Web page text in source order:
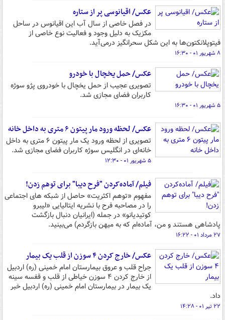
عکس/ اقیانوسی پر از ستاره
در فصل خاصی از سال آب این اقیانوس در ساحل
مکزیک به دلیل وجود و فعالیت نوع خاصی از
فیتوپلانکتون‌ها به این شکل سحرانگیز درمی‌آید.
۸ شهریور ۰۱ - ۱۶:۳۰
عکس/ حمل یخچال با خودرو
تصویری عجیب از حمل یخچال با خودروی پژو سوژه
کاربران فضای مجازی شد.
۵ شهریور ۰۱ - ۱۶:۳۰
عکس/ لحظه ورود مار پیتون ۶ متری به داخل خانه
تصویری از لحظه ورود یک مار پیتون ۶ متری به داخل
خانه‌ای در انگلیس سوژه کاربران فضای مجازی شد.
۵ شهریور ۰۱ - ۱۲:۳۰
فیلم/ آماده‌کردن "فرح دیبا" برای توهم زدن!
مفهوم «توهم اکثریت» حاصل از شبکه های اجتماعی
را در مصاحبه فرح با نشریه‌ ایتالیایی «لیبرو
کوتیدیانو» در جمله (ایرانیان دنبال بازگشت
پادشاهی هستند و من، آماده‌ام که به میهن بازگردم) می‌بینید.
۲۷ مرداد ۰۱ - ۱۶:۲۲
عکس/ خارج کردن ۴ سوزن از قلب یک بیمار
جراح قلب و عروق بیمارستان امام خمینی (ره) اردبیل
از خارج کردن ۴ سوزن خیاطی از قلب و قفسه سینه
یک بیمار در بیمارستان امام خمینی (ره) اردبیل خبر
داد.
۲۲ تیر ۰۱ - ۱۴:۲۸